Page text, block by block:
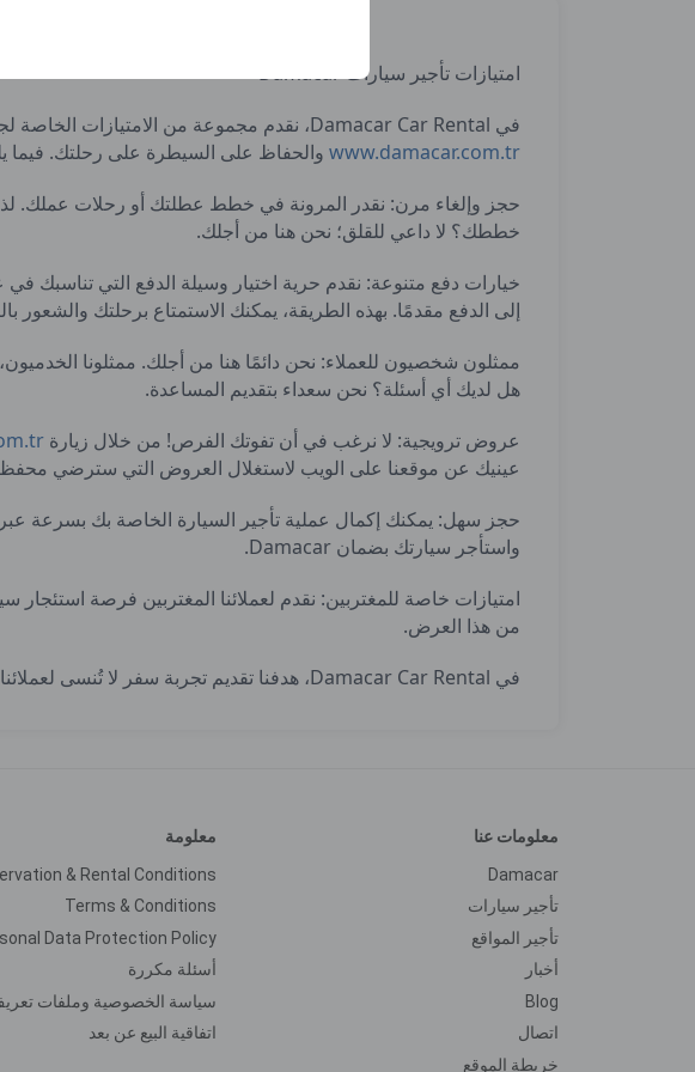
امتيازات تأجير سيارات Damacar
في Damacar Car Rental، نقدم مجموعة من الامتيازات الخاصة لجعل تجربتك في السفر أكثر راحة ومرونة. يمكنك بسهولة استئجار سيارة عبر
www.damacar.com.tr والحفاظ على السيطرة على رحلتك. فيما
حجز وإلغاء مرن: نقدر المرونة في خطط عطلتك أو رحلات عملك.
خططك؟ لا داعي للقلق؛ نحن هنا من أجلك.
خيارات دفع متنوعة: نقدم حرية اختيار وسيلة الدفع التي تناسبك
إلى الدفع مقدمًا. بهذه الطريقة، يمكنك الاستمتاع برحلتك والشعور
ممثلون شخصيون للعملاء: نحن دائمًا هنا من أجلك. ممثلونا
هل لديك أي أسئلة؟ نحن سعداء بتقديم المساعدة.
عروض ترويجية: لا نرغب في أن تفوتك الفرص! من خلال زيارة
عينيك عن موقعنا على الويب لاستغلال العروض التي سترضي
واستأجر سيارتك بضمان Damacar.
امتيازات خاصة للمغتربين: نقدم لعملائنا المغتربين فرصة
من هذا العرض.
في Damacar Car Rental، هدفنا تقديم تجربة سفر لا تُنسى لعملائنا
معلومات عنا
Damacar
تأجير سيارات
تأجير المواقع
أخبار
Blog
اتصال
خريطة الموقع
معلومة
& Rental Conditions
Terms & Conditions
Data Protection Policy
أسئلة مكررة
سياسة الخصوصية وملفات
اتفاقية البيع عن بعد